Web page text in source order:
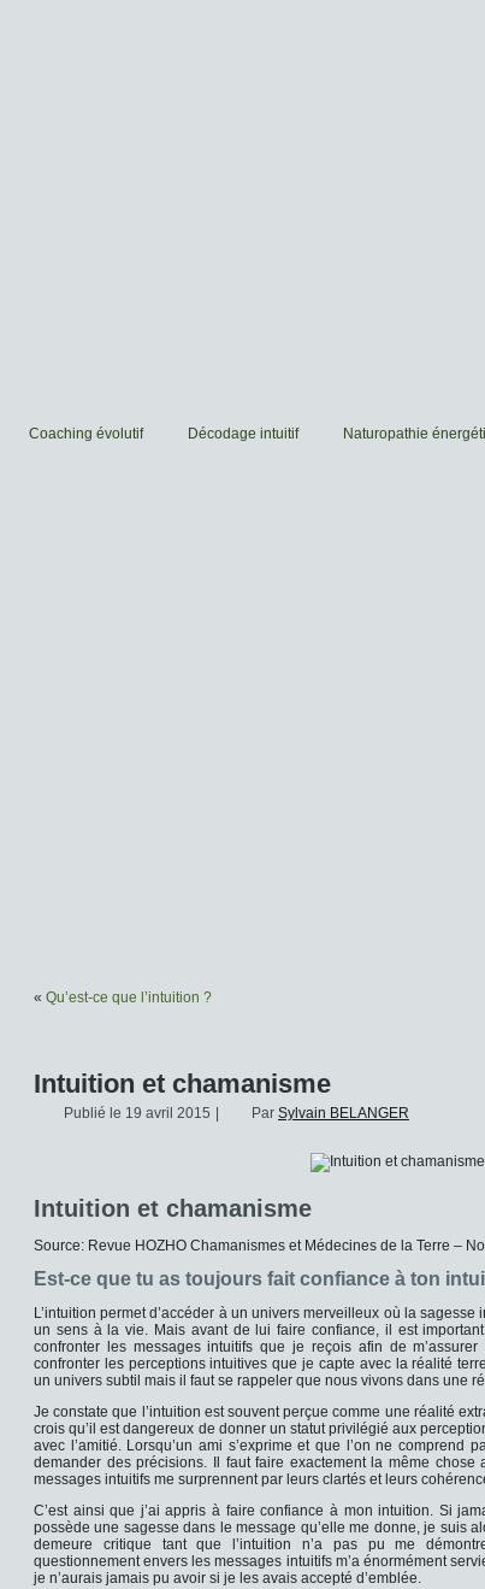
Coaching évolutif Décodage intuitif Naturopathie
« Qu’est-ce que l’intuition ?
Intuition et chamanisme
Publié le 19 avril 2015 Par Sylvain BELANGER
Intuition et chamanisme
Source: Revue HOZHO Chamanismes et Médecines de la Terre –
Est-ce que tu as toujours fait confiance à ton
L’intuition permet d’accéder à un univers merveilleux où la
un sens à la vie. Mais avant de lui faire confiance, il est
confronter les messages intuitifs que je reçois afin de
confronter les perceptions intuitives que je capte avec la réalité
un univers subtil mais il faut se rappeler que nous vivons dans une
Je constate que l’intuition est souvent perçue comme une réalité
crois qu’il est dangereux de donner un statut privilégié aux
avec l’amitié. Lorsqu’un ami s’exprime et que l’on ne comprend
demander des précisions. Il faut faire exactement la même chose
messages intuitifs me surprennent par leurs clartés et leurs
C’est ainsi que j’ai appris à faire confiance à mon intuition. Si
possède une sagesse dans le message qu’elle me donne, je suis
demeure critique tant que l’intuition n’a pas pu me
questionnement envers les messages intuitifs m’a énormément
je n’aurais jamais pu avoir si je les avais accepté d’emblée.